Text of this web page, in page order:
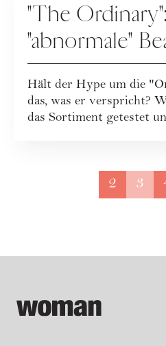
"The
"abnormale"
im Test
Hält der Hype um die
das, was er verspricht?
das Sortiment getestet
2 3